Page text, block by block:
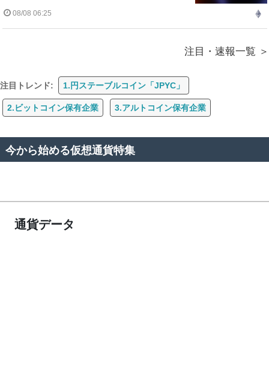
08/08 06:25
注目・速報一覧
注目トレンド: 1.円ステーブルコイン「JPYC」
2.ビットコイン保有企業 3.アルトコイン保有企業
今から始める仮想通貨特集
通貨データ